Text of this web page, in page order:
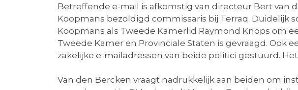
Betreffende e-mail is afkomstig van directeur Bert van
Koopmans bezoldigd commissaris bij Terraq.
Koopmans als Tweede Kamerlid Raymond Knops om
Tweede Kamer en Provinciale Staten is gevraagd. Ook
zakelijke e-mailadressen van beide politici gestuurd.
Van den Bercken vraagt nadrukkelijk aan beiden om